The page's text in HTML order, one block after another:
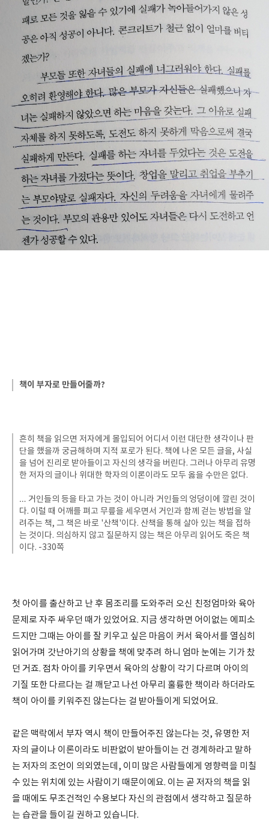
책이 부자로 만들어줄까?
흔히 책을 읽으면 저자에게 몰입되어 어디서 이런 대단한 생각이나 판
단을 했을까 궁금해하며 지적 포로가 된다. 책에 나온 모든 글을, 사실
을 넘어 진리로 받아들이고 자신의 생각을 버린다. 그러나 아무리 유명
한 저자의 글이나 위대한 학자의 이론이라도 모두 옳을 수만은 없다.
… 거인들의 등을 타고 가는 것이 아니라 거인들의 엉덩이에 깔린 것이
다. 이럴 때 어깨를 펴고 무릎을 세우면서 거인과 함께 걷는 방법을 알
려주는 책, 그 책은 바로 '산책'이다. 산책을 통해 살아 있는 책을 접하
는 것이다. 의심하지 않고 질문하지 않는 책은 아무리 읽어도 죽은 책
이다. -330쪽
첫 아이를 출산하고 난 후 몸조리를 도와주러 오신 친정엄마와 육아
문제로 자주 싸우던 때가 있었어요. 지금 생각하면 어이없는 에피소
드지만 그때는 아이를 잘 키우고 싶은 마음이 커서 육아서를 열심히
읽어가며 갓난아기의 상황을 책에 맞추려 하니 엄마 눈에는 기가 찼
던 거죠. 점차 아이를 키우면서 육아의 상황이 각기 다르며 아이의
기질 또한 다르다는 걸 깨닫고 나선 아무리 훌륭한 책이라 하더라도
책이 아이를 키워주진 않는다는 걸 받아들이게 되었어요.
같은 맥락에서 부자 역시 책이 만들어주진 않는다는 것, 유명한 저
자의 글이나 이론이라도 비판없이 받아들이는 건 경계하라고 말하
는 저자의 조언이 의외였는데, 이미 많은 사람들에게 영향력을 미칠
수 있는 위치에 있는 사람이기 때문이에요. 이는 곧 저자의 책을 읽
을 때에도 무조건적인 수용보다 자신의 관점에서 생각하고 질문하
는 습관을 들이길 권하고 있습니다.